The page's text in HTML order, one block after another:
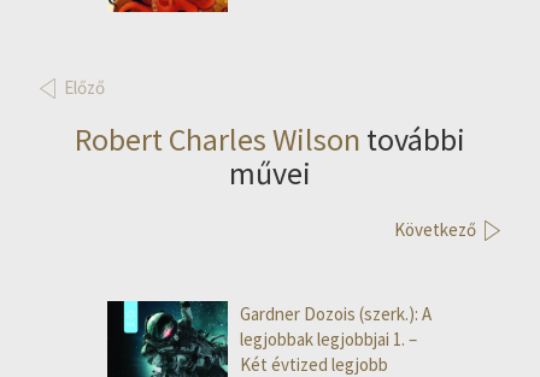
Előző
Robert Charles Wilson további
művei
Következő
Gardner Dozois (szerk.): A
legjobbak legjobbjai 1. –
Két évtized legjobb